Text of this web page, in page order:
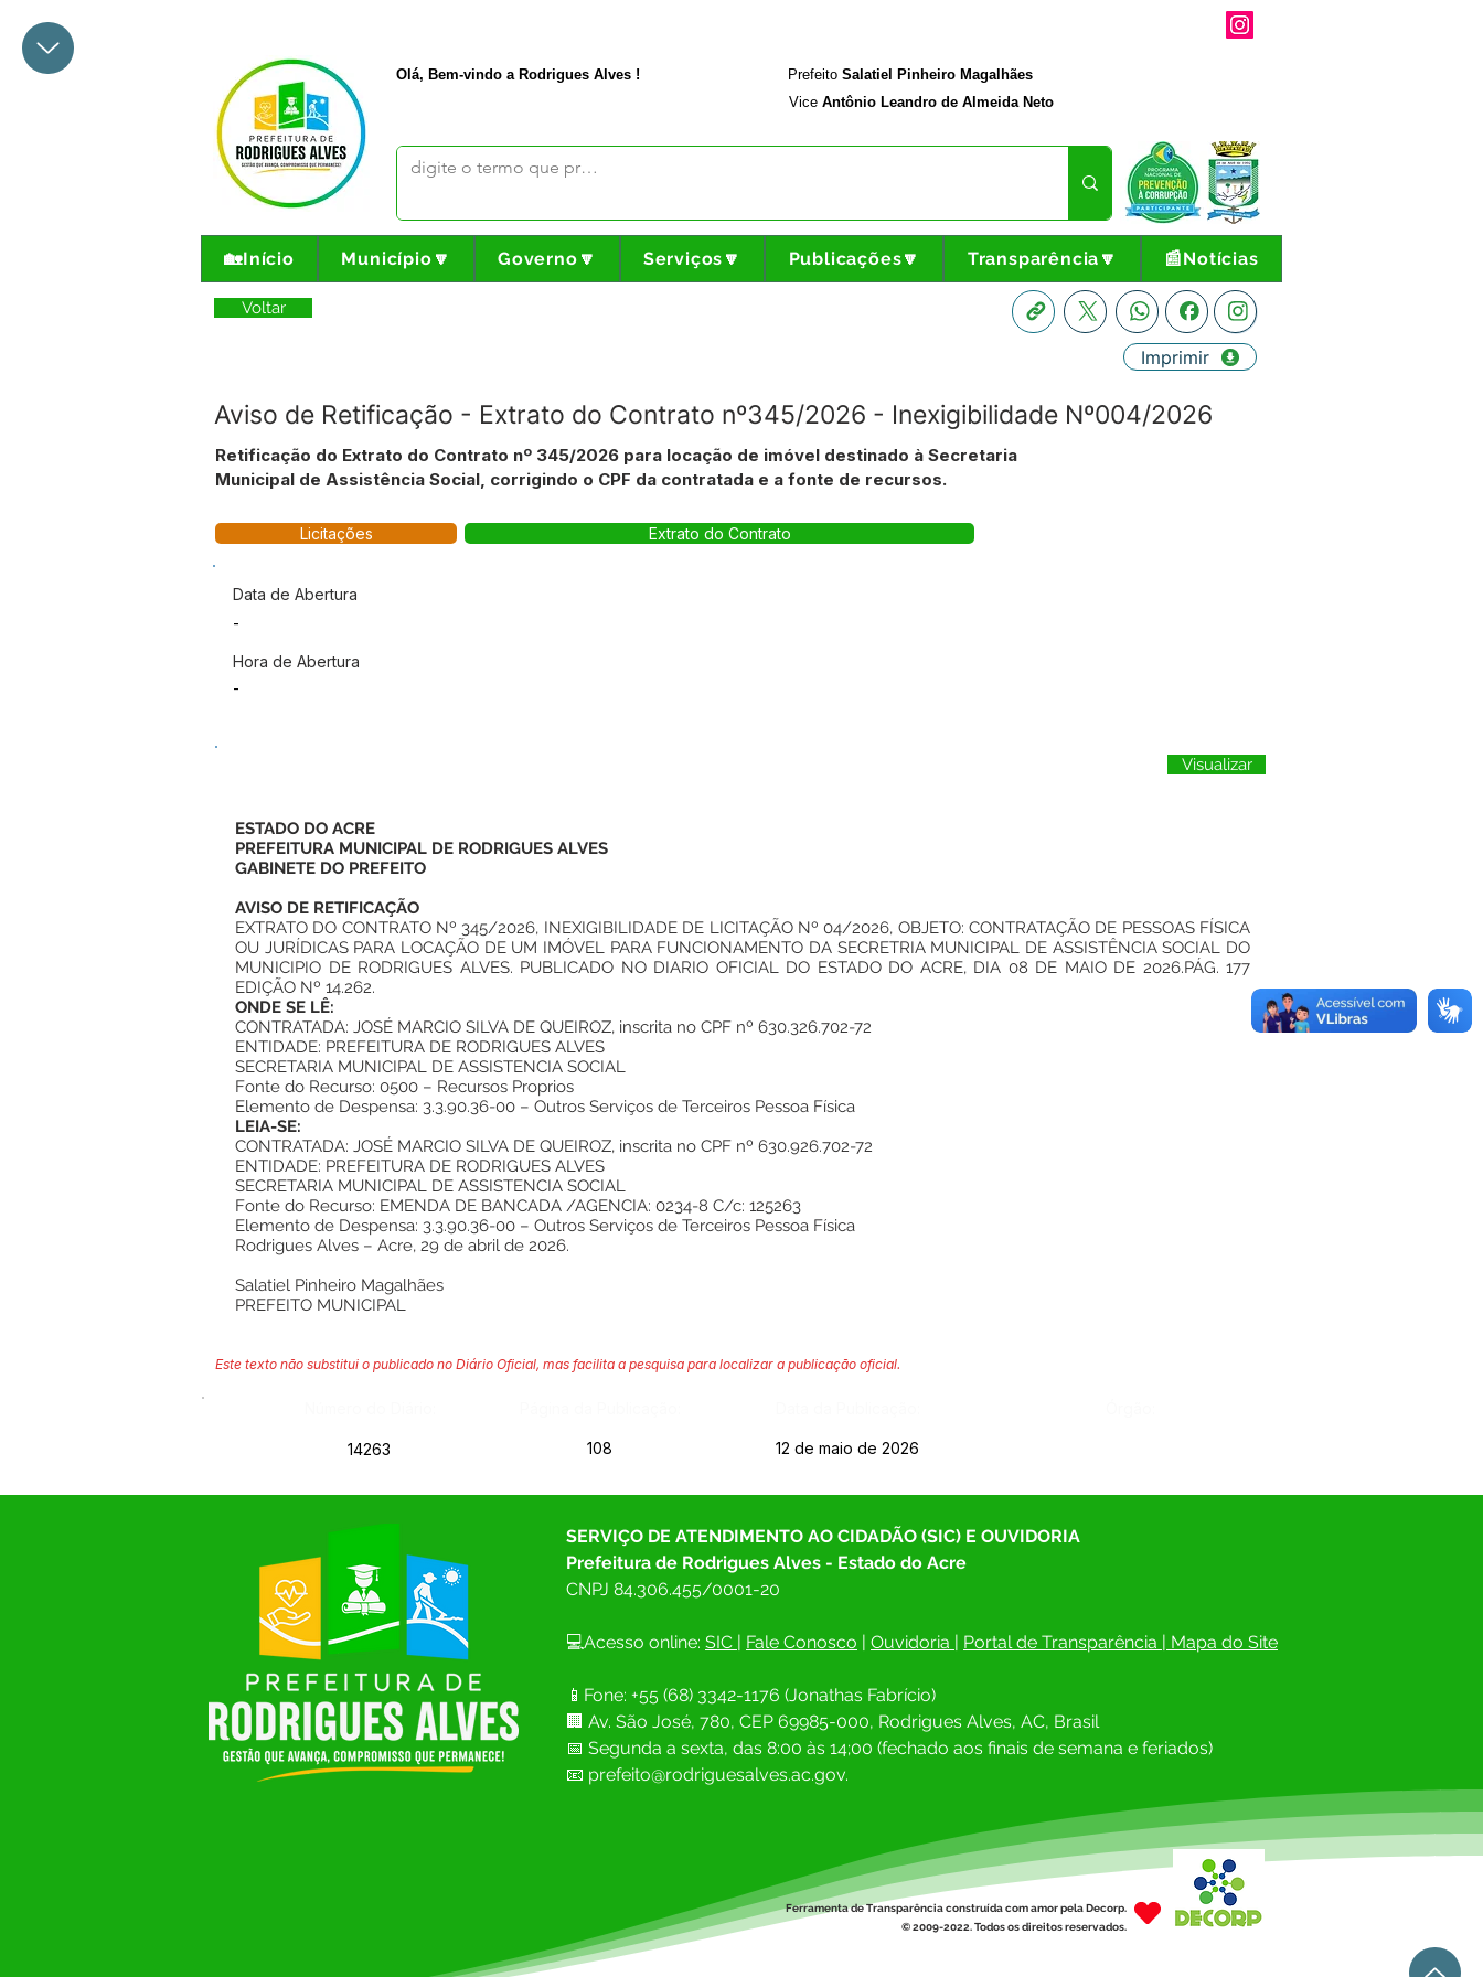
Olá, Bem-vindo a Rodrigues Alves ! Prefeito Salatiel Pinheiro Magalhães
Vice Antônio Leandro de Almeida Neto
🏡Início Município🔽 Governo🔽 Serviços🔽 Publicações🔽 Transparência🔽 📰Notícias
Voltar
Aviso de Retificação - Extrato do Contrato nº345/2026 - Inexigibilidade Nº004/2026
Imprimir
Retificação do Extrato do Contrato nº 345/2026 para locação de imóvel destinado à Secretaria
Municipal de Assistência Social, corrigindo o CPF da contratada e a fonte de recursos.
Licitações Extrato do Contrato
Data de Abertura
-
Hora de Abertura
-
Visualizar
ESTADO DO ACRE
PREFEITURA MUNICIPAL DE RODRIGUES ALVES
GABINETE DO PREFEITO
AVISO DE RETIFICAÇÃO
EXTRATO DO CONTRATO Nº 345/2026, INEXIGIBILIDADE DE LICITAÇÃO Nº 04/2026, OBJETO: CONTRATAÇÃO DE PESSOAS FÍSICA
OU JURÍDICAS PARA LOCAÇÃO DE UM IMÓVEL PARA FUNCIONAMENTO DA SECRETRIA MUNICIPAL DE ASSISTÊNCIA SOCIAL DO
MUNICIPIO DE RODRIGUES ALVES. PUBLICADO NO DIARIO OFICIAL DO ESTADO DO ACRE, DIA 08 DE MAIO DE 2026.PÁG. 177
EDIÇÃO Nº 14.262.
ONDE SE LÊ:
CONTRATADA: JOSÉ MARCIO SILVA DE QUEIROZ, inscrita no CPF nº 630.326.702-72
ENTIDADE: PREFEITURA DE RODRIGUES ALVES
SECRETARIA MUNICIPAL DE ASSISTENCIA SOCIAL
Fonte do Recurso: 0500 – Recursos Proprios
Elemento de Despensa: 3.3.90.36-00 – Outros Serviços de Terceiros Pessoa Física
LEIA-SE:
CONTRATADA: JOSÉ MARCIO SILVA DE QUEIROZ, inscrita no CPF nº 630.926.702-72
ENTIDADE: PREFEITURA DE RODRIGUES ALVES
SECRETARIA MUNICIPAL DE ASSISTENCIA SOCIAL
Fonte do Recurso: EMENDA DE BANCADA /AGENCIA: 0234-8 C/c: 125263
Elemento de Despensa: 3.3.90.36-00 – Outros Serviços de Terceiros Pessoa Física
Rodrigues Alves – Acre, 29 de abril de 2026.
Salatiel Pinheiro Magalhães
PREFEITO MUNICIPAL
Este texto não substitui o publicado no Diário Oficial, mas facilita a pesquisa para localizar a publicação oficial.
14263 108 12 de maio de 2026
SERVIÇO DE ATENDIMENTO AO CIDADÃO (SIC) E OUVIDORIA
Prefeitura de Rodrigues Alves - Estado do Acre
CNPJ 84.306.455/0001-20
💻Acesso online: SIC | Fale Conosco | Ouvidoria | Portal de Transparência | Mapa do Site
📱Fone: +55 (68) 3342-1176 (Jonathas Fabrício)
🏢 Av. São José, 780, CEP 69985-000, Rodrigues Alves, AC, Brasil
📅 Segunda a sexta, das 8:00 às 14;00 (fechado aos finais de semana e feriados)
📧 prefeito@rodriguesalves.ac.gov.
Ferramenta de Transparência construída com amor pela Decorp.
© 2009-2022. Todos os direitos reservados.